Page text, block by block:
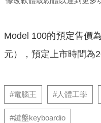
Model 100的預定售價
元），預定上市時間為
#電腦王 #人體工學
#鍵盤keyboardio